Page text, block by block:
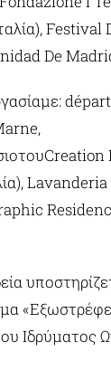
Festival
De
Ιδρύματος